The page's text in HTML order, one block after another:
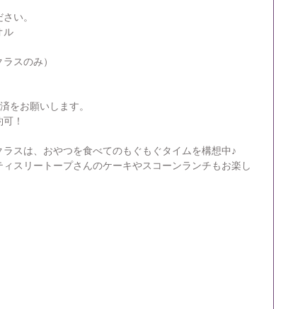
い。
ル
スのみ）
をお願いします。
！
スは、おやつを食べてのもぐもぐタイムを構想中♪
スリートープさんのケーキやスコーンランチもお楽し